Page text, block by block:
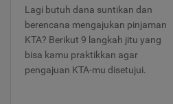
Lagi butuh dana suntikan dan
berencana mengajukan pinjaman
KTA? Berikut 9 langkah jitu yang
bisa kamu praktikkan agar
pengajuan KTA-mu disetujui.